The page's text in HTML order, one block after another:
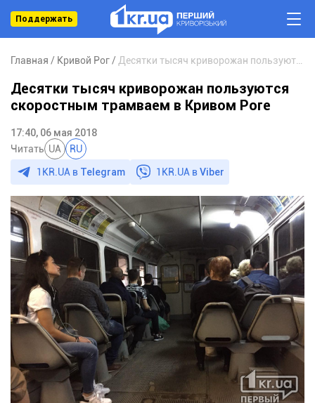
Поддержать
Главная Кривой Рог
Десятки тысяч криворожан пользуются
скоростным трамваем в Кривом Роге
17:40, 06 мая 2018
Читать UA RU
1KR.UA в Telegram 1KR.UA вViber